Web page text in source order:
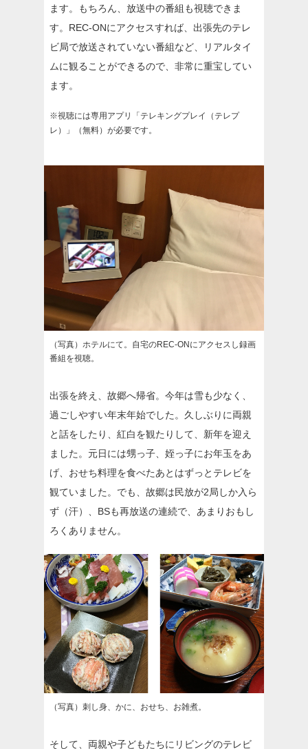
ます。もちろん、放送中の番組も視聴できま
す。REC-ONにアクセスすれば、出張先のテレ
ビ局で放送されていない番組など、リアルタイ
ムに観ることができるので、非常に重宝してい
ます。
※視聴には専用アプリ「テレキングプレイ（テレプ
レ）」（無料）が必要です。
（写真）ホテルにて。自宅のREC-ONにアクセスし録画
番組を視聴。
出張を終え、故郷へ帰省。今年は雪も少なく、
過ごしやすい年末年始でした。久しぶりに両親
と話をしたり、紅白を観たりして、新年を迎え
ました。元日には甥っ子、姪っ子にお年玉をあ
げ、おせち料理を食べたあとはずっとテレビを
観ていました。でも、故郷は民放が2局しか入ら
ず（汗）、BSも再放送の連続で、あまりおもし
ろくありません。
（写真）刺し身、かに、おせち、お雑煮。
そして、両親や子どもたちにリビングのテレビ